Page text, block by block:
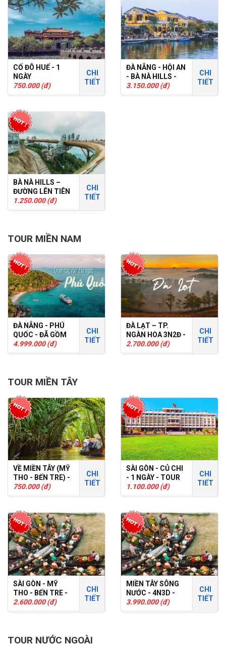
CỐ ĐÔ HUẾ - 1
NGÀY
750.000 (đ)
CHI
TIẾT
ĐÀ NẴNG - HỘI AN
- BÀ NÀ HILLS -
CÙ LAO CHÀM
3N2Đ
3.150.000 (đ)
CHI
TIẾT
BÀ NÀ HILLS –
ĐƯỜNG LÊN TIÊN
CẢNH
1.250.000 (đ)
CHI
TIẾT
TOUR MIỀN NAM
ĐÀ NẴNG - PHÚ
QUỐC - ĐÃ GỒM
VÉ MÁY BAY -
3N2D - TOUR
4.999.000 (đ)
CHI
TIẾT
ĐÀ LẠT – TP.
NGÀN HOA 3N2Đ -
TOUR GHÉP
2.700.000 (đ)
CHI
TIẾT
TOUR MIỀN TÂY
VỀ MIỀN TÂY (MỸ
THO - BẾN TRE) -
1 NGÀY - TOUR
GHÉP
750.000 (đ)
CHI
TIẾT
SÀI GÒN - CỦ CHI
- 1 NGÀY - TOUR
GHÉP
1.100.000 (đ)
CHI
TIẾT
SÀI GÒN - MỸ
THO - BẾN TRE -
CÀN THƠ - 2N1D -
TOUR GHÉP
2.600.000 (đ)
CHI
TIẾT
MIỀN TÂY SÔNG
NƯỚC - 4N3D -
TOUR GHÉP
3.990.000 (đ)
CHI
TIẾT
TOUR NƯỚC NGOÀI